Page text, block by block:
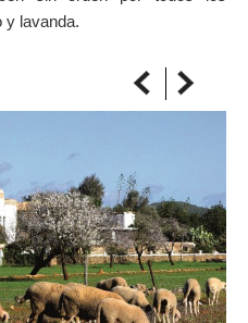
y lavanda.